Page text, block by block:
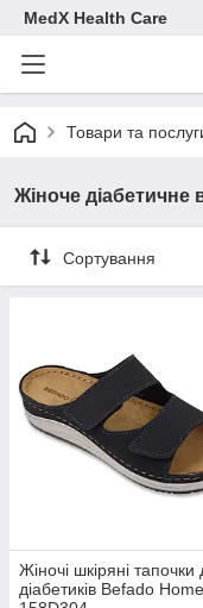
MedX Health Care
Товари та
Жіноче діабетичне
Сортування
Жіночі шкіряні тапочки
діабетиків Befado